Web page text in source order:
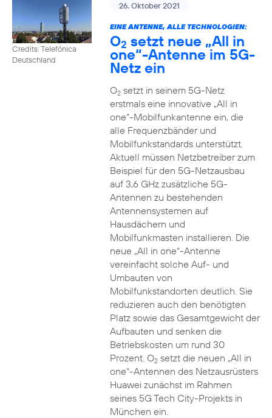
Credits: Telefónica
Deutschland
26. Oktober 2021
EINE ANTENNE, ALLE TECHNOLOGIEN:
O2 setzt neue „All in
one“-Antenne im 5G-
Netz ein
O2setzt in seinem 5G-Netz
erstmals eine innovative „All in
one“-Mobilfunkantenne ein, die
alle Frequenzbänder und
Mobilfunkstandards unterstützt.
Aktuell müssen Netzbetreiber zum
Beispiel für den 5G-Netzausbau
auf 3,6 GHz zusätzliche 5G-
Antennen zu bestehenden
Antennensystemen auf
Hausdächern und
Mobilfunkmasten installieren. Die
neue „All in one“-Antenne
vereinfacht solche Auf- und
Umbauten von
Mobilfunkstandorten deutlich. Sie
reduzieren auch den benötigten
Platz sowie das Gesamtgewicht der
Aufbauten und senken die
Betriebskosten um rund 30
Prozent. O2setzt die neuen „All in
one“-Antennen des Netzausrüsters
Huawei zunächst im Rahmen
seines 5G Tech City-Projekts in
München ein.